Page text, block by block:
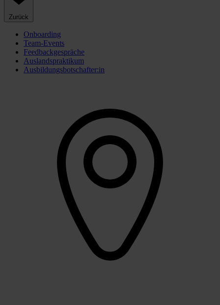
Zurück
Onboarding
Team-Events
Feedbackgespräche
Auslandspraktikum
Ausbildungsbotschafter:in